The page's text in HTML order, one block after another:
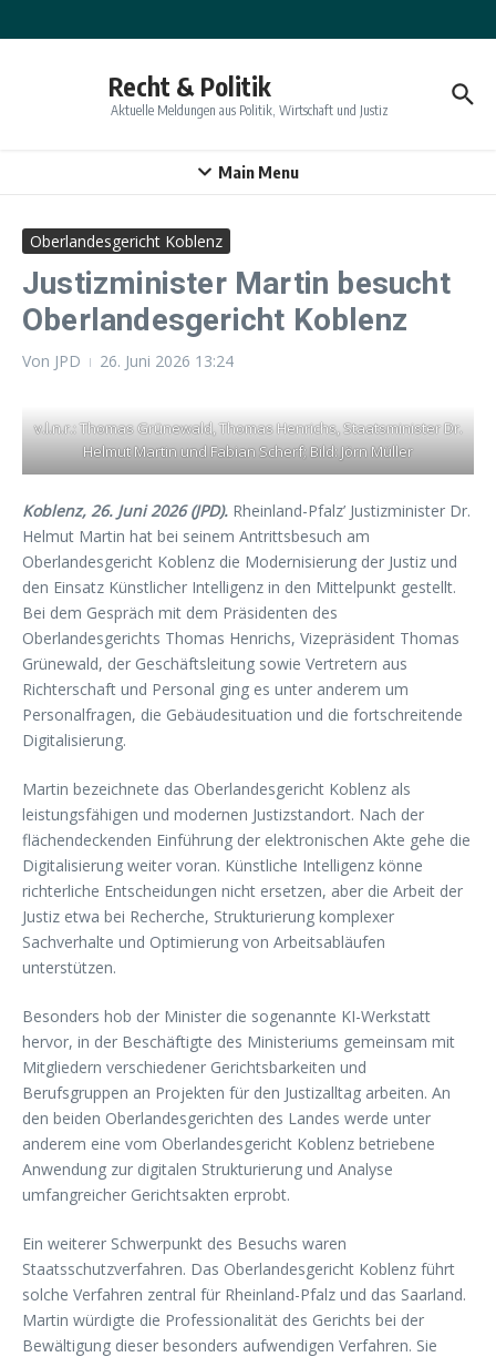
Recht & Politik
Aktuelle Meldungen aus Politik, Wirtschaft und Justiz
Main Menu
Oberlandesgericht Koblenz
Justizminister Martin besucht
Oberlandesgericht Koblenz
Von JPD 26. Juni 2026 13:24
v.l.n.r.: Thomas Grünewald, Thomas Henrichs, Staatsminister Dr.
Helmut Martin und Fabian Scherf; Bild: Jörn Müller
Koblenz, 26. Juni 2026 (JPD). Rheinland-Pfalz’ Justizminister Dr.
Helmut Martin hat bei seinem Antrittsbesuch am
Oberlandesgericht Koblenz die Modernisierung der Justiz und
den Einsatz Künstlicher Intelligenz in den Mittelpunkt gestellt.
Bei dem Gespräch mit dem Präsidenten des
Oberlandesgerichts Thomas Henrichs, Vizepräsident Thomas
Grünewald, der Geschäftsleitung sowie Vertretern aus
Richterschaft und Personal ging es unter anderem um
Personalfragen, die Gebäudesituation und die fortschreitende
Digitalisierung.
Martin bezeichnete das Oberlandesgericht Koblenz als
leistungsfähigen und modernen Justizstandort. Nach der
flächendeckenden Einführung der elektronischen Akte gehe die
Digitalisierung weiter voran. Künstliche Intelligenz könne
richterliche Entscheidungen nicht ersetzen, aber die Arbeit der
Justiz etwa bei Recherche, Strukturierung komplexer
Sachverhalte und Optimierung von Arbeitsabläufen
unterstützen.
Besonders hob der Minister die sogenannte KI-Werkstatt
hervor, in der Beschäftigte des Ministeriums gemeinsam mit
Mitgliedern verschiedener Gerichtsbarkeiten und
Berufsgruppen an Projekten für den Justizalltag arbeiten. An
den beiden Oberlandesgerichten des Landes werde unter
anderem eine vom Oberlandesgericht Koblenz betriebene
Anwendung zur digitalen Strukturierung und Analyse
umfangreicher Gerichtsakten erprobt.
Ein weiterer Schwerpunkt des Besuchs waren
Staatsschutzverfahren. Das Oberlandesgericht Koblenz führt
solche Verfahren zentral für Rheinland-Pfalz und das Saarland.
Martin würdigte die Professionalität des Gerichts bei der
Bewältigung dieser besonders aufwendigen Verfahren. Sie